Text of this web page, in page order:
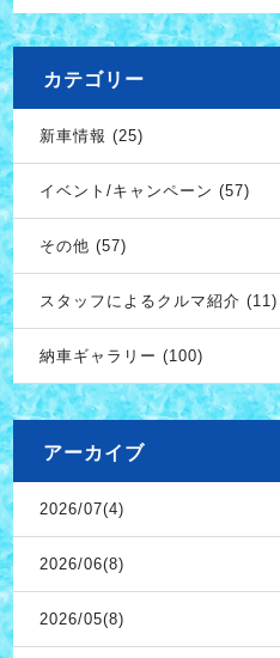
カテゴリー
新車情報 (25)
イベント/キャンペーン (57)
その他 (57)
スタッフによるクルマ紹介 (11)
納車ギャラリー (100)
アーカイブ
2026/07(4)
2026/06(8)
2026/05(8)